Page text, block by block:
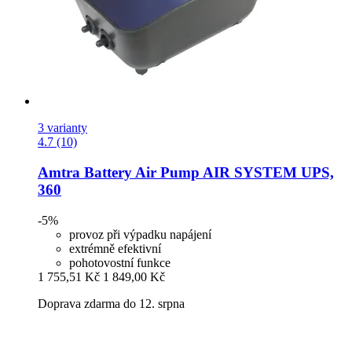
3 varianty
4.7 (10)
Amtra Battery Air Pump AIR SYSTEM UPS,
360
-5%
provoz při výpadku napájení
extrémně efektivní
pohotovostní funkce
1 755,51 Kč 1 849,00 Kč
Doprava zdarma do 12. srpna